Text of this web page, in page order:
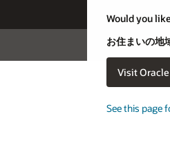
Would you
お住まいの地
Visit
See this page